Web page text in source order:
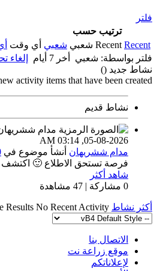
فلتر
ترتيب حسب
Recent Recent شعبي شعبي أي وقت
فلتر بواسطة: شعبي أخر 7 أيام
إلغاء
نشاط جديد ()
activity items that have been created.
نشاط قديم
05-08-2026,
03:14 AM
مدام ششريهان أنشأ موضوع في
فرصة تستحق الاطلاع 🙂 اكتشف
شاهد أكثر
0 مشاركة | 47 مشاهدة
أكثر نشاط Results No Recent Activity
الاتصال بنا
موقع زراعة نت
لإعلاناتكم